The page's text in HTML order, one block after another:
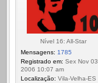
Nível 16: All-Star
Mensagens: 1785
Registrado em: Sex Nov 03,
2006 10:07 am
Localização: Vila-Velha-ES